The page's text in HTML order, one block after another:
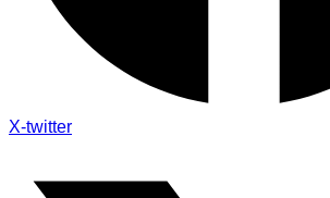
X-twitter